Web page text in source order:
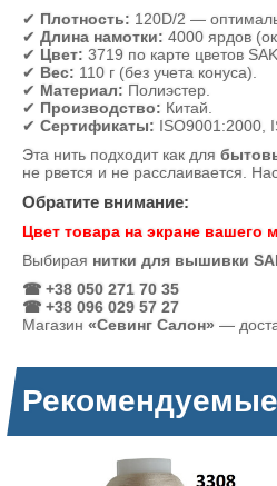
✔ Плотность: 120D/2 —
✔ Длина намотки: 4000 ярдов
✔ Цвет: 3719 по карте цветов
✔ Вес: 110 г (без учета конуса).
✔ Материал: Полиэстер.
✔ Производство: Китай.
✔ Сертификаты: ISO9001:2000,
Эта нить подходит как для
не рвется и не расслаивается.
Обратите внимание:
Цвет товара на экране вашего
Выбирая нитки для вышивки
☎ +38 050 271 70 35
☎ +38 096 029 57 27
Магазин «Севинг Салон» —